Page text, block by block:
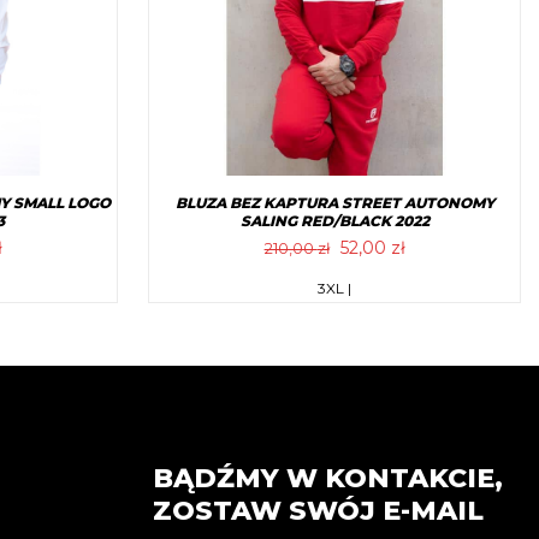
wybrać
na
stronie
produktu
SMALL LOGO
Aktualna
BLUZA BEZ KAPTURA STREET AUTONOMY
SALING RED/BLACK 2022
210,00zł
Pierwotna
wynosiła:
52,00 złAktualna
Ten
wiele
wybrać
na
3XL |
BĄDŹMY W KONTAKCIE,
ZOSTAW SWÓJ E-MAIL